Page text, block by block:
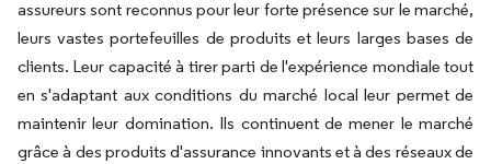
assureurs sont reconnus pour leur forte présence sur le marché,
leurs vastes portefeuilles de produits et leurs larges bases de
clients. Leur capacité à tirer parti de l'expérience mondiale tout
en s'adaptant aux conditions du marché local leur permet de
maintenir leur domination. Ils continuent de mener le marché
grâce à des produits d'assurance innovants et à des réseaux de